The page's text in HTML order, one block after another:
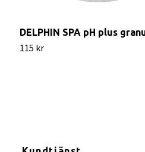
DELPHIN SPA pH plus
115 kr